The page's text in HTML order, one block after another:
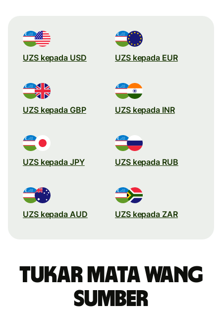
UZS kepada USD UZS kepada EUR
UZS kepada GBP UZS kepada INR
UZS kepada JPY UZS kepada RUB
UZS kepada AUD UZS kepada ZAR
Tukar mata wang
sumber